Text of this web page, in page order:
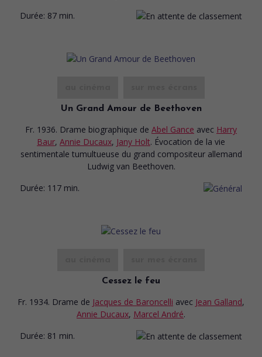
Durée: 87 min.
Un Grand Amour de Beethoven
Fr. 1936. Drame biographique de Abel Gance avec Harry
Baur, Annie Ducaux, Jany Holt. Évocation de la vie
sentimentale tumultueuse du grand compositeur allemand
Ludwig van Beethoven.
Durée: 117 min.
Cessez le feu
Fr. 1934. Drame de Jacques de Baroncelli avec Jean Galland,
Annie Ducaux, Marcel André.
Durée: 81 min.